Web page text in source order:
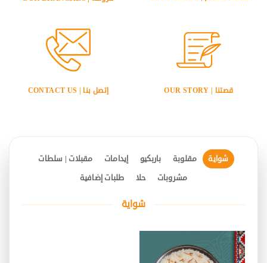
قصتنا | OUR STORY إتصل بنا | CONTACT US
شواية مقلوبة باربكيو إيدامات
مقبلات | سلطات
مشروبات
حلا طلبات إضافية
شواية